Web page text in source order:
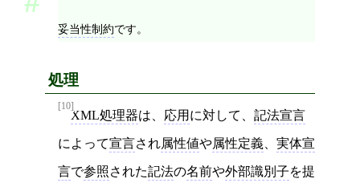
妥当性制約です。
処理
[10]
XML処理器は、 応用 に対して、 記法宣言
によって宣言され属性値や属性定義、 実体宣
言で参照された記法の名前や外部識別子を提